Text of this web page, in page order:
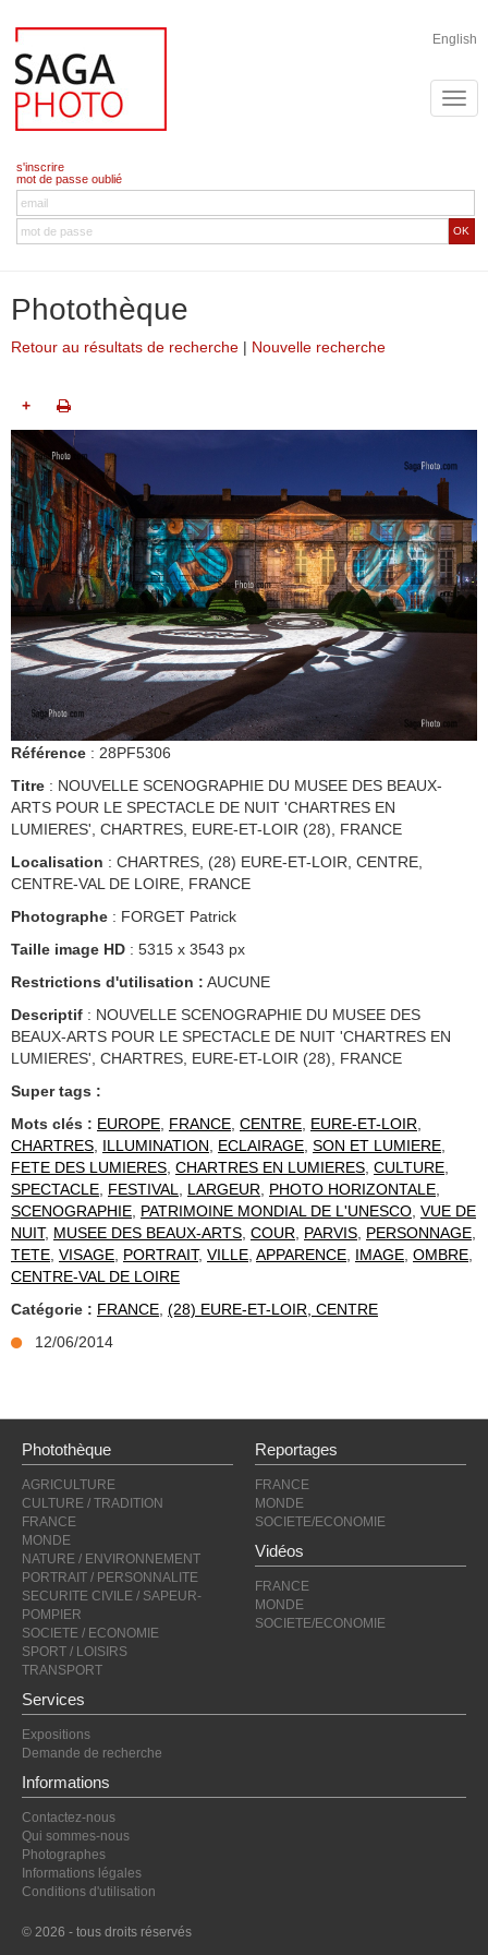
English
s'inscrire
mot de passe oublié
OK
Photothèque
Retour au résultats de recherche | Nouvelle recherche
+
Référence : 28PF5306
Titre : NOUVELLE SCENOGRAPHIE DU MUSEE DES BEAUX-
ARTS POUR LE SPECTACLE DE NUIT 'CHARTRES EN
LUMIERES', CHARTRES, EURE-ET-LOIR (28), FRANCE
Localisation : CHARTRES, (28) EURE-ET-LOIR, CENTRE,
CENTRE-VAL DE LOIRE, FRANCE
Photographe : FORGET Patrick
Taille image HD : 5315 x 3543 px
Restrictions d'utilisation : AUCUNE
Descriptif : NOUVELLE SCENOGRAPHIE DU MUSEE DES
BEAUX-ARTS POUR LE SPECTACLE DE NUIT 'CHARTRES EN
LUMIERES', CHARTRES, EURE-ET-LOIR (28), FRANCE
Super tags :
Mots clés : EUROPE, FRANCE, CENTRE, EURE-ET-LOIR,
CHARTRES, ILLUMINATION, ECLAIRAGE, SON ET LUMIERE,
FETE DES LUMIERES, CHARTRES EN LUMIERES, CULTURE,
SPECTACLE, FESTIVAL, LARGEUR, PHOTO HORIZONTALE,
SCENOGRAPHIE, PATRIMOINE MONDIAL DE L'UNESCO, VUE DE
NUIT, MUSEE DES BEAUX-ARTS, COUR, PARVIS, PERSONNAGE,
TETE, VISAGE, PORTRAIT, VILLE, APPARENCE, IMAGE, OMBRE,
CENTRE-VAL DE LOIRE
Catégorie : FRANCE, (28) EURE-ET-LOIR, CENTRE
12/06/2014
Photothèque
AGRICULTURE
CULTURE / TRADITION
FRANCE
MONDE
NATURE / ENVIRONNEMENT
PORTRAIT / PERSONNALITE
SECURITE CIVILE / SAPEUR-
POMPIER
SOCIETE / ECONOMIE
SPORT / LOISIRS
TRANSPORT
Reportages
FRANCE
MONDE
SOCIETE/ECONOMIE
Vidéos
FRANCE
MONDE
SOCIETE/ECONOMIE
Services
Expositions
Demande de recherche
Informations
Contactez-nous
Qui sommes-nous
Photographes
Informations légales
Conditions d'utilisation
© 2026 - tous droits réservés